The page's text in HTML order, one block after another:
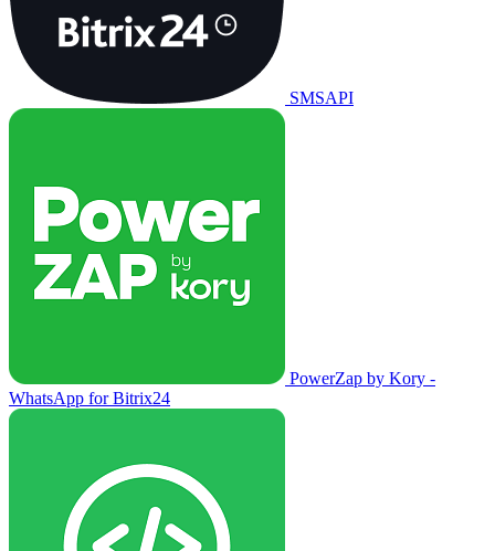
SMSAPI
PowerZap by Kory -
WhatsApp for Bitrix24